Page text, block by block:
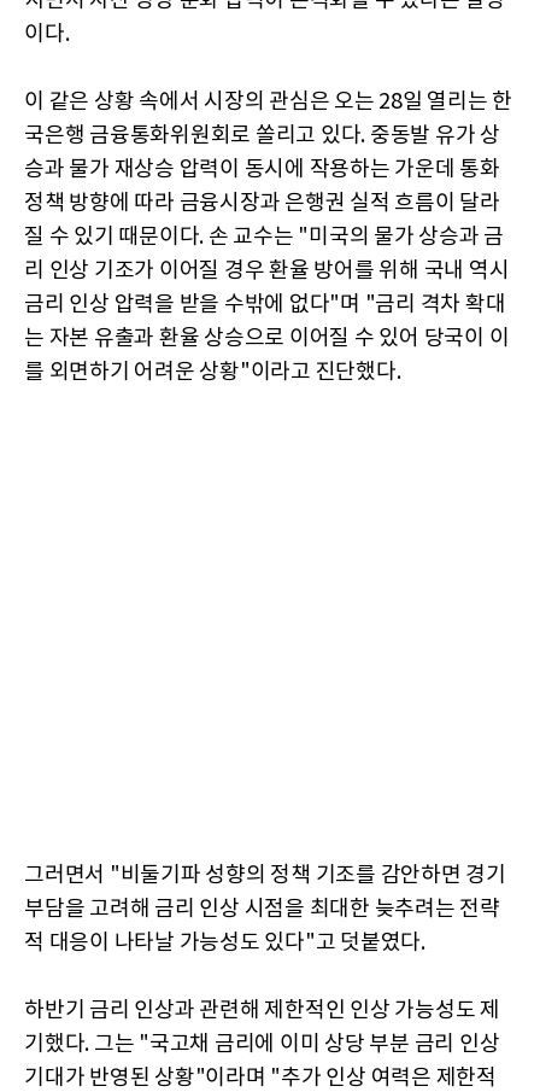
이다.
이 같은 상황 속에서 시장의 관심은 오는 28일 열리는 한
국은행 금융통화위원회로 쏠리고 있다. 중동발 유가 상
승과 물가 재상승 압력이 동시에 작용하는 가운데 통화
정책 방향에 따라 금융시장과 은행권 실적 흐름이 달라
질 수 있기 때문이다. 손 교수는 "미국의 물가 상승과 금
리 인상 기조가 이어질 경우 환율 방어를 위해 국내 역시
금리 인상 압력을 받을 수밖에 없다"며 "금리 격차 확대
는 자본 유출과 환율 상승으로 이어질 수 있어 당국이 이
를 외면하기 어려운 상황"이라고 진단했다.
그러면서 "비둘기파 성향의 정책 기조를 감안하면 경기
부담을 고려해 금리 인상 시점을 최대한 늦추려는 전략
적 대응이 나타날 가능성도 있다"고 덧붙였다.
하반기 금리 인상과 관련해 제한적인 인상 가능성도 제
기했다. 그는 "국고채 금리에 이미 상당 부분 금리 인상
기대가 반영된 상황"이라며 "추가 인상 여력은 제한적